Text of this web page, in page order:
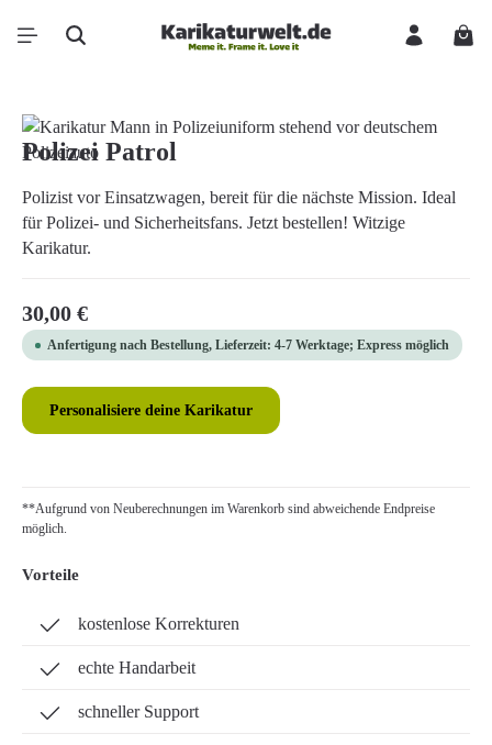
Zum Hauptinhalt springen
Bildergalerie überspringen
Polizei Patrol
Polizist vor Einsatzwagen, bereit für die nächste Mission. Ideal
für Polizei- und Sicherheitsfans. Jetzt bestellen! Witzige
Karikatur.
Regulärer Preis:
30,00 €
Anfertigung nach Bestellung, Lieferzeit: 4-7 Werktage; Express möglich
Personalisiere deine Karikatur
**Aufgrund von Neuberechnungen im Warenkorb sind abweichende Endpreise
möglich.
Vorteile
kostenlose Korrekturen
echte Handarbeit
schneller Support